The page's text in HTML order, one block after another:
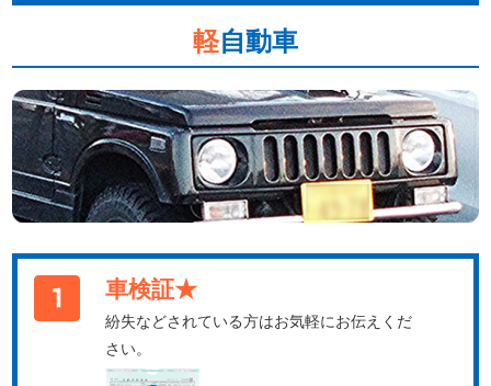
軽自動車
車検証★
紛失などされている方はお気軽にお伝えくだ
さい。